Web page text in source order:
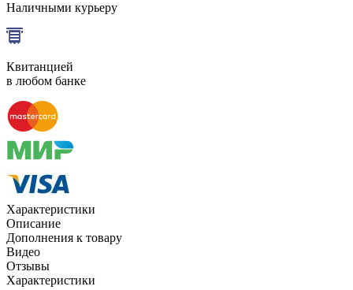
Наличными курьеру
Квитанцией
в любом банке
Характеристики
Описание
Дополнения к товару
Видео
Отзывы
Характеристики